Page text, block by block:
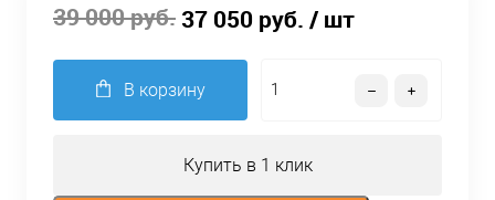
39 000 руб. 37 050 руб. / шт
В корзину
Купить в 1 клик